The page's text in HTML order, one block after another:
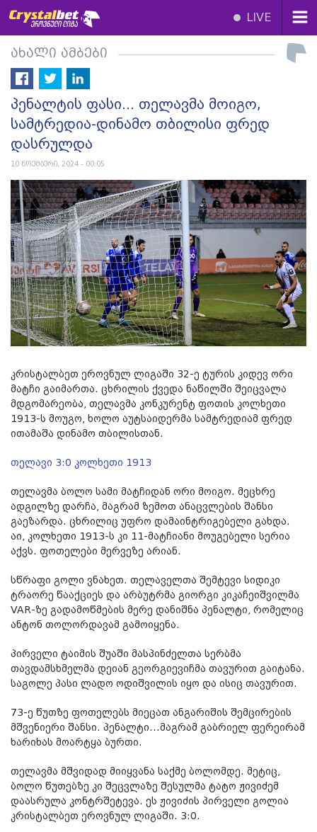
LIVE
ახალი ამბები
პენალტის ფასი... თელავმა მოიგო,
სამტრედია-დინამო თბილისი ფრედ
დასრულდა
10 ნოემბერი, 2024 - 00:05
კრისტალბეთ ეროვნულ ლიგაში 32-ე ტურის კიდევ ორი
მატჩი გაიმართა. ცხრილის ქვედა ნაწილში შეიცვალა
მდგომარეობა, თელავმა კონკურენტ ფოთის კოლხეთი
1913-ს მოუგო, ხოლო აუტსაიდერმა სამტრედიამ ფრედ
ითამაშა დინამო თბილისთან.
თელავი 3:0 კოლხეთი 1913
თელავმა ბოლო სამი მატჩიდან ორი მოიგო. მეცხრე
ადგილზე დარჩა, მაგრამ ზემოთ ანაცვლების შანსი
გაეზარდა. ცხრილიც უფრო დამაინტრიგებელი გახდა.
აი, კოლხეთი 1913-ს კი 11-მატჩიანი მოუგებელი სერია
აქვს. ფოთელები მერვეზე არიან.
სწრაფი გოლი ვნახეთ. თელაველთა შემტევი სიდიკი
ტრაორე წააქციეს და არბუტრმა გიორგი კიკაჩეიშვილმა
VAR-ზე გადამოწმების მერე დანიშნა პენალტი, რომელიც
ანტონ თოლორდავამ გამოიყენა.
პირველი ტაიმის შუაში მასპინძელთა სერბმა
თავდამსხმელმა დეიან გეორგიევიჩმა თავურით გაიტანა.
საგოლე პასი ლადო ოდიშვილის იყო და ისიც თავურით.
73-ე წუთზე ფოთელებს მიეცათ ანგარიშის შემცირების
მშვენიერი შანსი. პენალტი...მაგრამ გაბრიელ ფერეირამ
ხარიხას მოარტყა ბურთი.
თელავმა მშვიდად მიიყვანა საქმე ბოლომდე. მეტიც,
ბოლო წუთებზე კი შეცვლაზე შესულმა ტატო ჟივიძემ
დაასრულა კონტრშეტევა. ეს ჟივიძის პირველი გოლია
კრისტალბეთ ეროვნულ ლიგაში. 3:0.